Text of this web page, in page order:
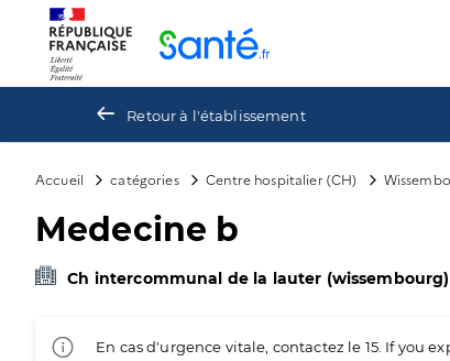
Retour à l'établissement
Accueil catégories Centre hospitalier (CH)
Medecine b
Ch intercommunal de la lauter (wissembourg)
En cas d'urgence vitale, contactez le 15. If you
Panneau de gestion des cookies